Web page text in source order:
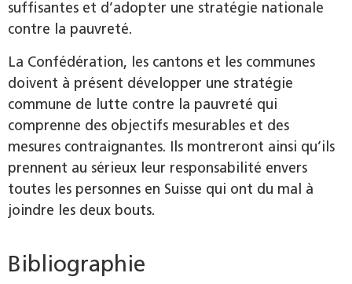
suffisantes et d’adopter une stratégie nationale
contre la pauvreté.
La Confédération, les cantons et les communes
doivent à présent développer une stratégie
commune de lutte contre la pauvreté qui
comprenne des objectifs mesurables et des
mesures contraignantes. Ils montreront ainsi qu’ils
prennent au sérieux leur responsabilité envers
toutes les personnes en Suisse qui ont du mal à
joindre les deux bouts.
Bibliographie